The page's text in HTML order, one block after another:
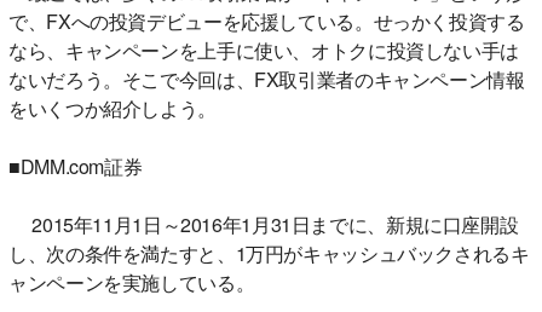
で、FXへの投資デビューを応援している。せっかく投資する
なら、キャンペーンを上手に使い、オトクに投資しない手は
ないだろう。そこで今回は、FX取引業者のキャンペーン情報
をいくつか紹介しよう。
■DMM.com証券
2015年11月1日～2016年1月31日までに、新規に口座開設
し、次の条件を満たすと、1万円がキャッシュバックされるキ
ャンペーンを実施している。